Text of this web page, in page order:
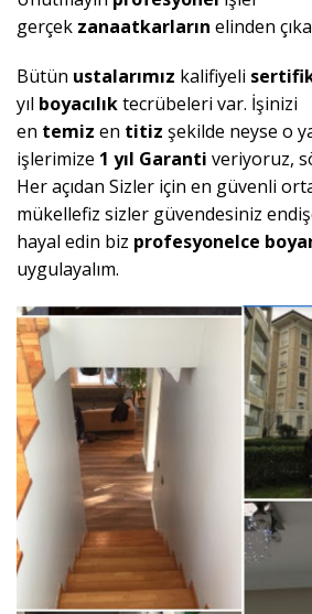
gerçek zanaatkarların elinden
Bütün ustalarımız kalifiyeli
yıl boyacılıktecrübeleri var. İşinizi
en temiz en titiz şekilde neyse o
işlerimize 1 yıl Garanti veriyoruz,
Her açıdan Sizler için en güvenli
mükellefiz sizler güvendesiniz
hayal edin biz profesyonelce
uygulayalım.